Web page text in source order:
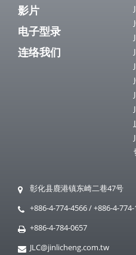
影片
电子型录
连络我们
彰化县鹿港镇东崎二巷47号
+886-4-774-4566/+886-4-774-
+886-4-784-0657
JLC@jinlicheng.com.tw